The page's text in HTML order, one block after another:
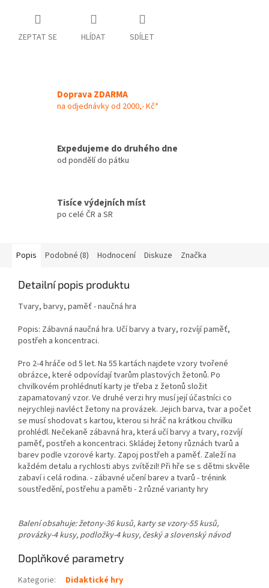
ZEPTAT SE HLÍDAT SDÍLET
Doprava ZDARMA
na odjednávky od 2000,- Kč*
Expedujeme do druhého dne
od pondělí do pátku
Tisíce výdejních míst
po celé ČR a SR
Popis Podobné (8) Hodnocení Diskuze Značka
Detailní popis produktu
Tvary, barvy, paměť - naučná hra
Popis: Zábavná naučná hra. Učí barvy a tvary, rozvíjí paměť,
postřeh a koncentraci.
Pro 2-4 hráče od 5 let. Na 55 kartách najdete vzory tvořené
obrázce, které odpovídají tvarům plastových žetonů. Po
chvilkovém prohlédnutí karty je třeba z žetonů složit
zapamatovaný vzor. Ve druhé verzi hry musí její účastníci co
nejrychleji navléct žetony na provázek. Jejich barva, tvar a počet
se musí shodovat s kartou, kterou si hráč na krátkou chvilku
prohlédl. Nečekaně zábavná hra, která učí barvy a tvary, rozvíjí
paměť, postřeh a koncentraci. Skládej žetony různách tvarů a
barev podle vzorové karty. Zapoj postřeh a paměť. Zaleží na
každém detalu a rychlosti abys zvítězil! Při hře se s dětmi skvěle
zabaví i celá rodina. - zábavné učení barev a tvarů - trénink
soustředění, postřehu a paměti - 2 různé varianty hry
Balení obsahuje: žetony-36 kusů, karty se vzory-55 kusů,
provázky-4 kusy, podložky-4 kusy, český a slovenský návod
Doplňkové parametry
Kategorie:
Didaktické hry